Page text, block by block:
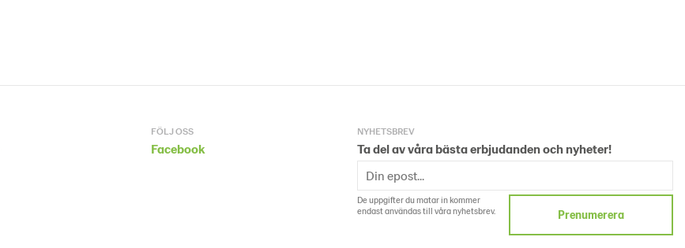
FÖLJ OSS
Facebook
NYHETSBREV
Ta del av våra bästa erbjudanden och nyheter!
De uppgifter du matar in kommer
endast användas till våra nyhetsbrev.
Prenumerera